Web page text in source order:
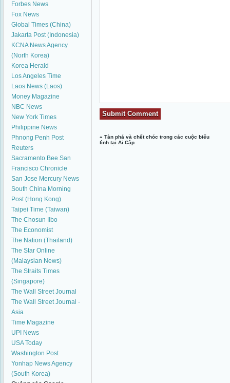
Forbes News
Fox News
Global Times (China)
Jakarta Post (Indonesia)
KCNA News Agency
(North Korea)
Korea Herald
Los Angeles Time
Laos News (Laos)
Money Magazine
NBC News
New York Times
Philippine News
Phnong Penh Post
Reuters
Sacramento Bee San
Francisco Chronicle
San Jose Mercury News
South China Morning
Post (Hong Kong)
Taipei Time (Taiwan)
The Chosun Ilbo
The Economist
The Nation (Thailand)
The Star Online
(Malaysian News)
The Straits Times
(Singapore)
The Wall Street Journal
The Wall Street Journal -
Asia
Time Magazine
UPI News
USA Today
Washington Post
Yonhap News Agency
(South Korea)
«Tàn phá và chết chóc trong các cuộc biểu
tình tại Ai Cập